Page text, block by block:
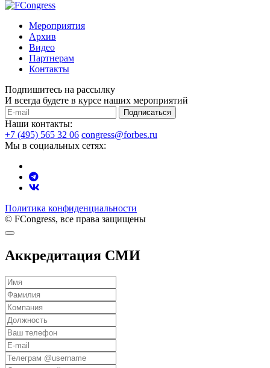
Мероприятия
Архив
Видео
Партнерам
Контакты
Подпишитесь на рассылку
И всегда будете в курсе наших мероприятий
Подписаться
Наши контакты:
+7 (495) 565 32 06 congress@forbes.ru
Мы в социальных сетях:
Политика конфиденциальности
© FCongress, все права защищены
Аккредитация СМИ